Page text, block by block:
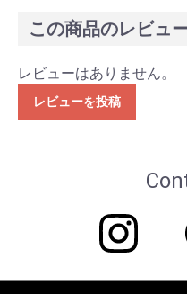
この商品のレビュ
レビューはありません。
レビューを投稿